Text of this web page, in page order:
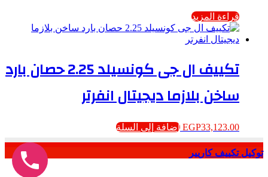
قراءة المزيد
تكييف ال جى كونسيلد 2.25 حصان بارد
ساخن بلازما ديجيتال انفرتر
EGP33,123.00 إضافة إلى السلة
توكيل تكييف كاريير